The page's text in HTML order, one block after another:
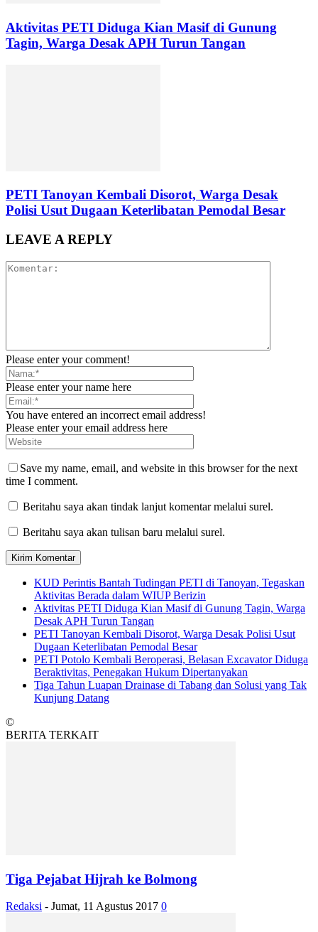
Aktivitas PETI Diduga Kian Masif di Gunung
Tagin, Warga Desak APH Turun Tangan
PETI Tanoyan Kembali Disorot, Warga Desak
Polisi Usut Dugaan Keterlibatan Pemodal Besar
LEAVE A REPLY
Please enter your comment!
Please enter your name here
You have entered an incorrect email address!
Please enter your email address here
Save my name, email, and website in this browser for the next
time I comment.
Beritahu saya akan tindak lanjut komentar melalui surel.
Beritahu saya akan tulisan baru melalui surel.
KUD Perintis Bantah Tudingan PETI di Tanoyan, Tegaskan
Aktivitas Berada dalam WIUP Berizin
Aktivitas PETI Diduga Kian Masif di Gunung Tagin, Warga
Desak APH Turun Tangan
PETI Tanoyan Kembali Disorot, Warga Desak Polisi Usut
Dugaan Keterlibatan Pemodal Besar
PETI Potolo Kembali Beroperasi, Belasan Excavator Diduga
Beraktivitas, Penegakan Hukum Dipertanyakan
Tiga Tahun Luapan Drainase di Tabang dan Solusi yang Tak
Kunjung Datang
©
BERITA TERKAIT
Tiga Pejabat Hijrah ke Bolmong
Redaksi - Jumat, 11 Agustus 2017 0